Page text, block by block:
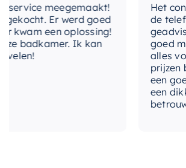
meegemaakt!
Er werd goed
een oplossing!
badkamer. Ik kan
Het
de
goed
alles
prijzen
een
een